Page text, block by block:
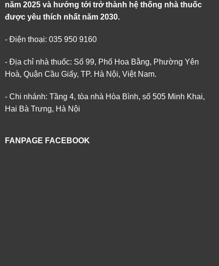
năm 2025 và hướng tới trở thành hệ thống nhà thuốc
được yêu thích nhất năm 2030.
- Điện thoại: 035 950 9160
- Địa chỉ nhà thuốc: Số 99, Phố Hoa Bằng, Phường Yên
Hoà, Quận Cầu Giấy, TP. Hà Nội, Việt Nam.
- Chi nhánh: Tầng 4, tòa nhà Hòa Bình, số 505 Minh Khai,
Hai Bà Trưng, Hà Nội
FANPAGE FACEBOOK